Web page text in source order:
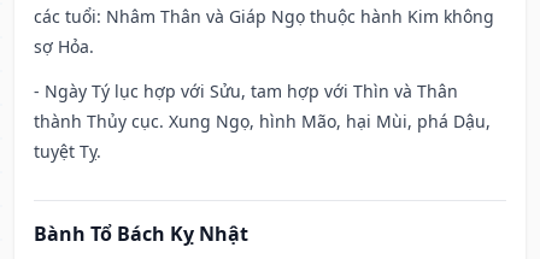
các tuổi: Nhâm Thân và Giáp Ngọ thuộc hành Kim không
sợ Hỏa.
- Ngày Tý lục hợp với Sửu, tam hợp với Thìn và Thân
thành Thủy cục. Xung Ngọ, hình Mão, hại Mùi, phá Dậu,
tuyệt Tỵ.
Bành Tổ Bách Kỵ Nhật